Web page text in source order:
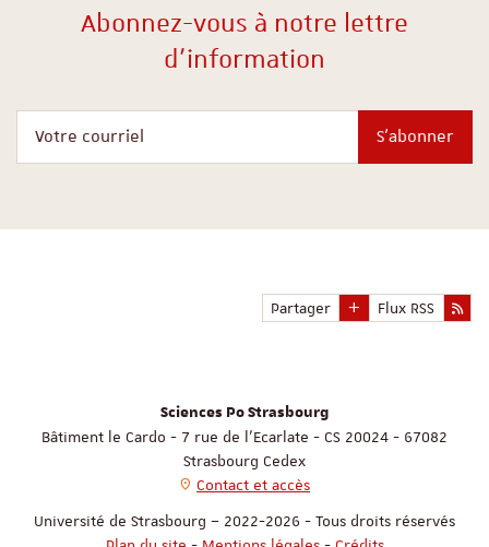
Abonnez-vous à notre lettre
d'information
S'abonner
Partager Flux RSS
Sciences Po Strasbourg
Bâtiment le Cardo - 7 rue de l'Ecarlate - CS 20024 - 67082
Strasbourg Cedex
Contact et accès
Université de Strasbourg – 2022-2026 - Tous droits réservés